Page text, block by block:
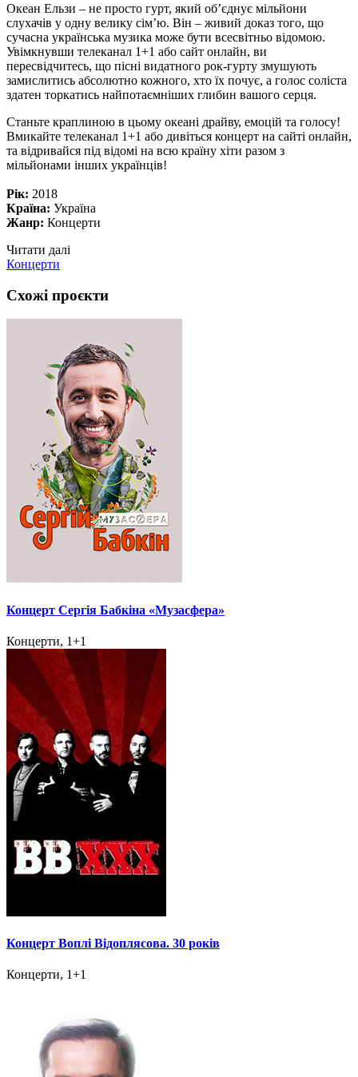
Океан Ельзи – не просто гурт, який об’єднує мільйони
слухачів у одну велику сім’ю. Він – живий доказ того, що
сучасна українська музика може бути всесвітньо відомою.
Увімкнувши телеканал 1+1 або сайт онлайн, ви
пересвідчитесь, що пісні видатного рок-гурту змушують
замислитись абсолютно кожного, хто їх почує, а голос соліста
здатен торкатись найпотаємніших глибин вашого серця.
Станьте краплиною в цьому океані драйву, емоцій та голосу!
Вмикайте телеканал 1+1 або дивіться концерт на сайті онлайн,
та відривайся під відомі на всю країну хіти разом з
мільйонами інших українців!
Рік: 2018
Країна: Україна
Жанр: Концерти
Читати далі
Концерти
Схожі проєкти
Концерт Сергія Бабкіна «Музасфера»
Концерти, 1+1
Концерт Воплі Відоплясова. 30 років
Концерти, 1+1